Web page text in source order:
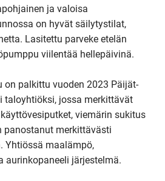
ja valoisa
on hyvät säilytystilat,
Lasitettu parveke etelän
viilentää hellepäivinä.
on palkittu vuoden 2023 Päijät-
taloyhtiöksi, jossa merkittävät
viemärin sukitus
panostanut merkittävästi
Yhtiössä maalämpö,
aurinkopaneeli järjestelmä.